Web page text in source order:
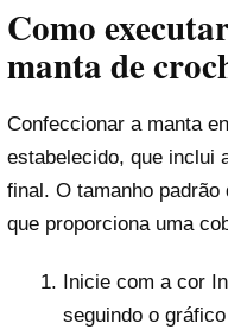
Como
manta de
Confeccionar a manta
estabelecido, que inclui
final. O tamanho
que proporciona uma
Inicie com a cor
seguindo o